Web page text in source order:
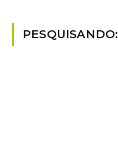
PESQUISANDO: